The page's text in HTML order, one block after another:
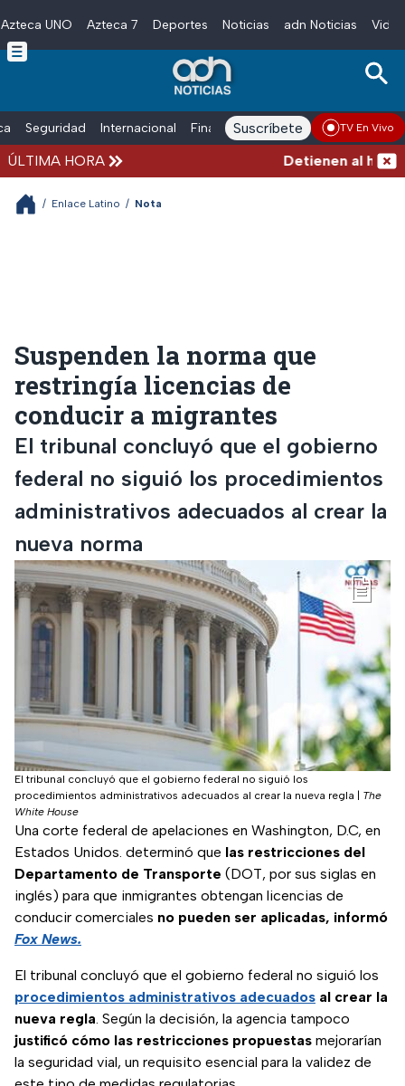
Skip to main content
Azteca UNO Azteca 7 Deportes Noticias adn Noticias
Seguridad Internacional Finanzas adn Noticias Radio
Suscríbete TV En Vivo
ÚLTIMA HORA Detienen al
/ Enlace Latino / Nota
Suspenden la norma que
restringía licencias de
conducir a migrantes
El tribunal concluyó que el gobierno
federal no siguió los procedimientos
administrativos adecuados al crear la
nueva norma
El tribunal concluyó que el gobierno federal no siguió los
procedimientos administrativos adecuados al crear la nueva regla
The
White House
Una corte federal de apelaciones en Washington, D.C, en
Estados Unidos. determinó que las restricciones del
Departamento de Transporte (DOT, por sus siglas en
inglés) para que inmigrantes obtengan licencias de
conducir comerciales no pueden ser aplicadas, informó
Fox News.
El tribunal concluyó que el gobierno federal no siguió los
procedimientos administrativos adecuados al crear la
nueva regla. Según la decisión, la agencia tampoco
justificó cómo las restricciones propuestas mejorarían
la seguridad vial, un requisito esencial para la validez de